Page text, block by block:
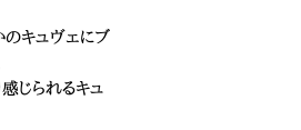
のキュヴェにブ
じられるキュ